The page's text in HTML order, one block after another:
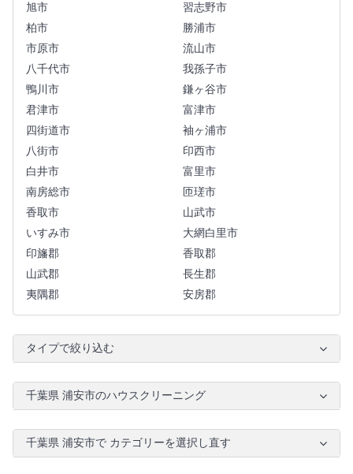
旭市
習志野市
柏市
勝浦市
市原市
流山市
八千代市
我孫子市
鴨川市
鎌ヶ谷市
君津市
富津市
四街道市
袖ヶ浦市
八街市
印西市
白井市
富里市
南房総市
匝瑳市
香取市
山武市
いすみ市
大網白里市
印旛郡
香取郡
山武郡
長生郡
夷隅郡
安房郡
タイプで絞り込む
千葉県 浦安市のハウスクリーニング
千葉県 浦安市で カテゴリーを選択し直す